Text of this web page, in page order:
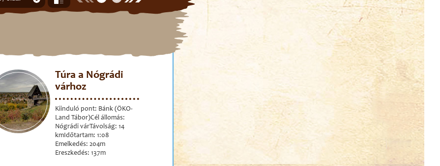
Túra a Nógrádi
várhoz
Kiinduló pont: Bánk (ÖKO-
Land Tábor)Cél állomás:
Nógrádi várTávolság: 14
kmIdőtartam: 1:08
Emelkedés: 204m
Ereszkedés: 137m